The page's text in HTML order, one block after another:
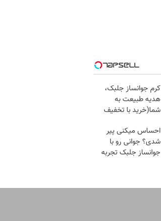
کرم جوانساز جلبک،
هدیه طبیعت به
شما(خرید با تخفیف
احساس میکنی پیر
شدی؟ جوانی رو با
جوانساز جلبک تجربه